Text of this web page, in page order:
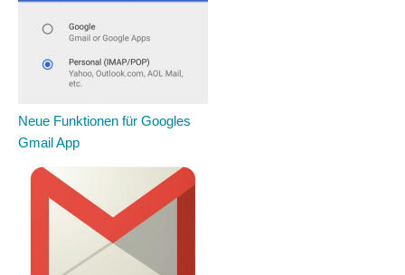
Neue Funktionen für Googles
Gmail App